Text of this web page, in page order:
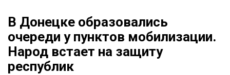
В Донецке образовались
очереди у пунктов мобилизации.
Народ встает на защиту
республик